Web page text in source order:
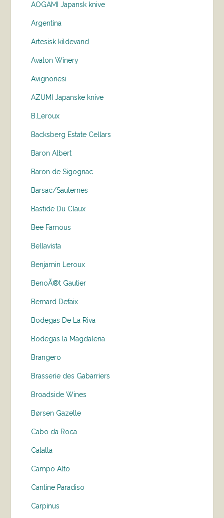
AOGAMI Japansk knive
Argentina
Artesisk kildevand
Avalon Winery
Avignonesi
AZUMI Japanske knive
B.Leroux
Backsberg Estate Cellars
Baron Albert
Baron de Sigognac
Barsac/Sauternes
Bastide Du Claux
Bee Famous
Bellavista
Benjamin Leroux
BenoÃ®t Gautier
Bernard Defaix
Bodegas De La Riva
Bodegas la Magdalena
Brangero
Brasserie des Gabarriers
Broadside Wines
Børsen Gazelle
Cabo da Roca
Calalta
Campo Alto
Cantine Paradiso
Carpinus